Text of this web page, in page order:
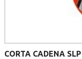
CORTA CADENA